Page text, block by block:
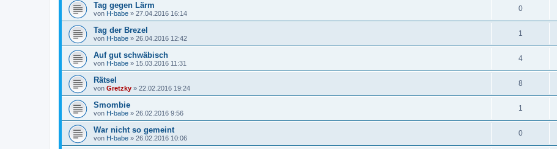
Tag gegen Lärm
von H-babe » 27.04.2016 16:14
0
Tag der Brezel
von H-babe » 26.04.2016 12:42
1
Auf gut schwäbisch
von H-babe » 15.03.2016 11:31
4
Rätsel
von Gretzky » 22.02.2016 19:24
8
Smombie
von H-babe » 26.02.2016 9:56
1
War nicht so gemeint
von H-babe » 26.02.2016 10:06
0